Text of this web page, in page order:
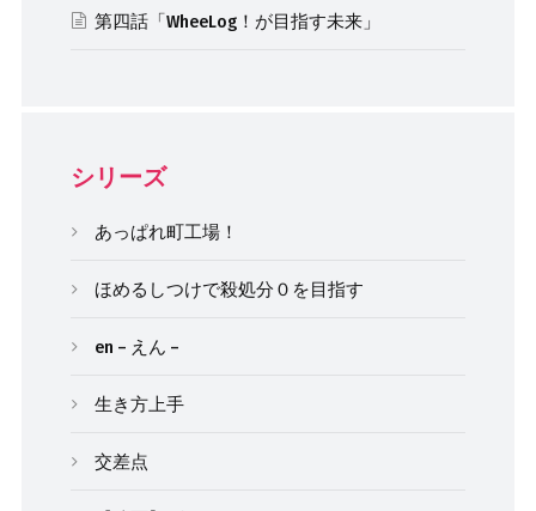
第四話「WheeLog！が目指す未来」
シリーズ
あっぱれ町工場！
ほめるしつけで殺処分０を目指す
en – えん –
生き方上手
交差点